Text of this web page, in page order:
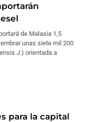
de Malasia 1,5
unas siete mil 200
J.) orientada a
para la capital